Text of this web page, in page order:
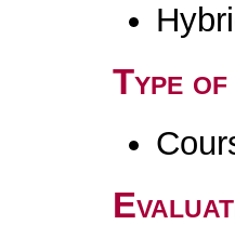
Type